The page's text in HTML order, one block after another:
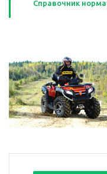
Справочник